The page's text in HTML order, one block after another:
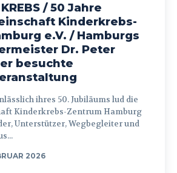
/ 50 Jahre
Kinderkrebs-
e.V. / Hamburgs
Dr. Peter
besuchte
Kinderkrebs-Zentrum Hamburg
Unterstützer, Wegbegleiter und
2026